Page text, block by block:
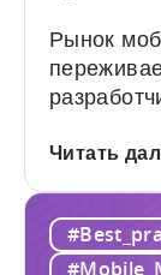
Рынок
на этот
динамику
этом
Читать